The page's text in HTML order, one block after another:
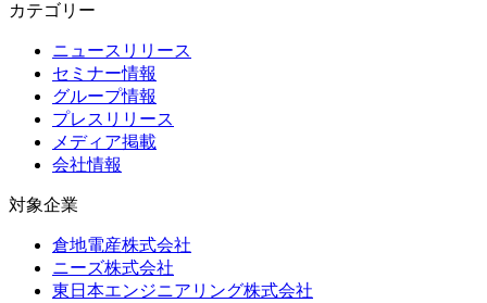
カテゴリー
ニュースリリース
セミナー情報
グループ情報
プレスリリース
メディア掲載
会社情報
対象企業
倉地電産株式会社
ニーズ株式会社
東日本エンジニアリング株式会社